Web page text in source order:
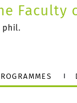
Faculty
phil.